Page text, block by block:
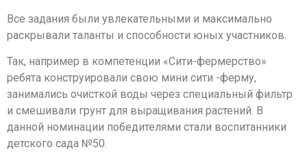
Все задания были увлекательными и максимально
раскрывали таланты и способности юных участников.
Так, например в компетенции «Сити-фермерство»
ребята конструировали свою мини сити -ферму,
занимались очисткой воды через специальный фильтр
и смешивали грунт для выращивания растений. В
данной номинации победителями стали воспитанники
детского сада №50.